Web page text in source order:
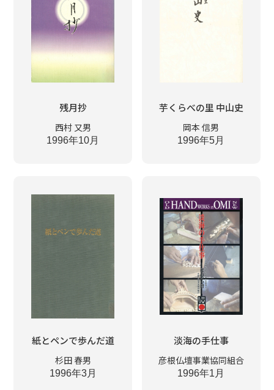
残月抄
西村 又男
1996年10月
芋くらべの里 中山史
岡本 信男
1996年5月
紙とペンで歩んだ道
杉田 春男
1996年3月
淡海の手仕事
彦根仏壇事業協同組合
1996年1月